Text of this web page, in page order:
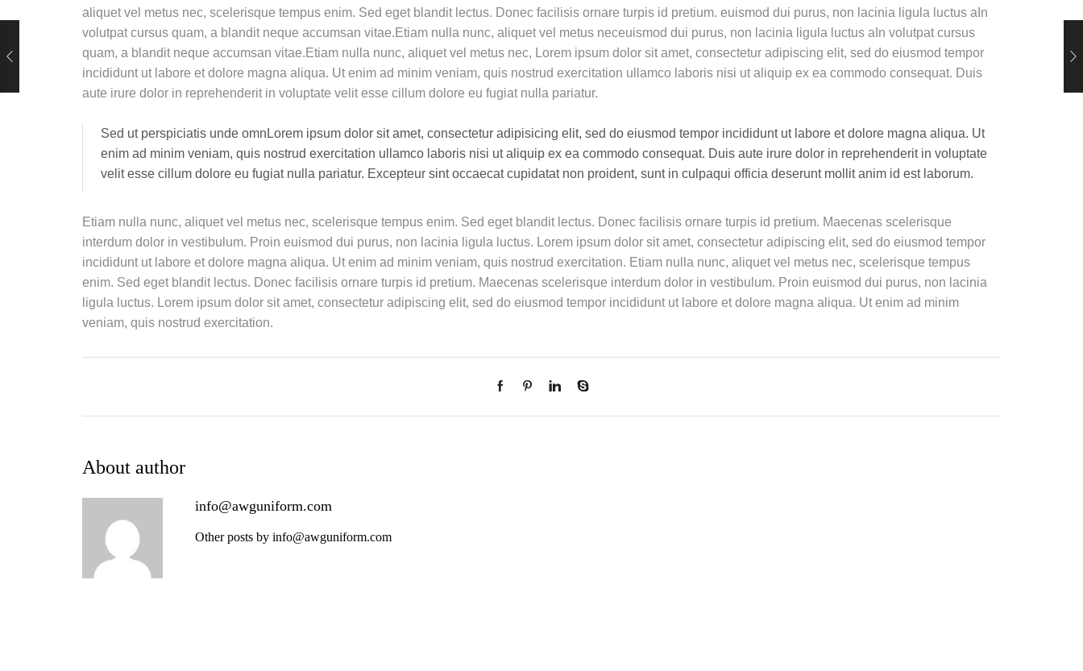
aliquet vel metus nec, scelerisque tempus enim. Sed eget blandit lectus. Donec facilisis ornare turpis id pretium. euismod dui purus, non lacinia ligula luctus aIn
volutpat cursus quam, a blandit neque accumsan vitae.Etiam nulla nunc, aliquet vel metus neceuismod dui purus, non lacinia ligula luctus aIn volutpat cursus
quam, a blandit neque accumsan vitae.Etiam nulla nunc, aliquet vel metus nec, Lorem ipsum dolor sit amet, consectetur adipiscing elit, sed do eiusmod tempor
incididunt ut labore et dolore magna aliqua. Ut enim ad minim veniam, quis nostrud exercitation ullamco laboris nisi ut aliquip ex ea commodo consequat. Duis
aute irure dolor in reprehenderit in voluptate velit esse cillum dolore eu fugiat nulla pariatur.
Sed ut perspiciatis unde omnLorem ipsum dolor sit amet, consectetur adipisicing elit, sed do eiusmod tempor incididunt ut labore et dolore magna aliqua. Ut
enim ad minim veniam, quis nostrud exercitation ullamco laboris nisi ut aliquip ex ea commodo consequat. Duis aute irure dolor in reprehenderit in voluptate
velit esse cillum dolore eu fugiat nulla pariatur. Excepteur sint occaecat cupidatat non proident, sunt in culpaqui officia deserunt mollit anim id est laborum.
Etiam nulla nunc, aliquet vel metus nec, scelerisque tempus enim. Sed eget blandit lectus. Donec facilisis ornare turpis id pretium. Maecenas scelerisque
interdum dolor in vestibulum. Proin euismod dui purus, non lacinia ligula luctus. Lorem ipsum dolor sit amet, consectetur adipiscing elit, sed do eiusmod tempor
incididunt ut labore et dolore magna aliqua. Ut enim ad minim veniam, quis nostrud exercitation. Etiam nulla nunc, aliquet vel metus nec, scelerisque tempus
enim. Sed eget blandit lectus. Donec facilisis ornare turpis id pretium. Maecenas scelerisque interdum dolor in vestibulum. Proin euismod dui purus, non lacinia
ligula luctus. Lorem ipsum dolor sit amet, consectetur adipiscing elit, sed do eiusmod tempor incididunt ut labore et dolore magna aliqua. Ut enim ad minim
veniam, quis nostrud exercitation.
About author
info@awguniform.com
Other posts by info@awguniform.com